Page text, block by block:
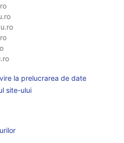
la prelucrarea de date
site-ului